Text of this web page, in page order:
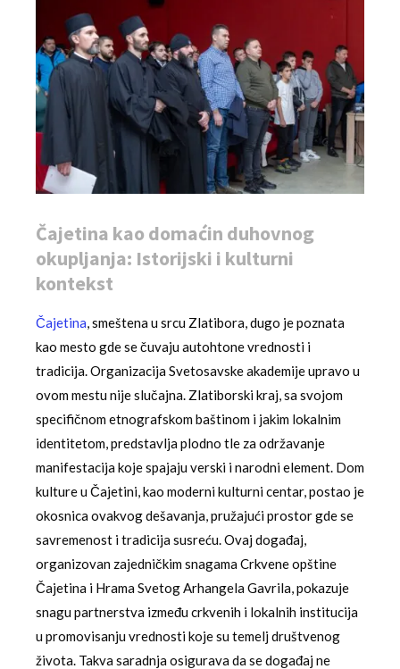
Čajetina kao domaćin duhovnog
okupljanja: Istorijski i kulturni
kontekst
Čajetina , smeštena u srcu Zlatibora, dugo je poznata
kao mesto gde se čuvaju autohtone vrednosti i
tradicija. Organizacija Svetosavske akademije upravo u
ovom mestu nije slučajna. Zlatiborski kraj, sa svojom
specifičnom etnografskom baštinom i jakim lokalnim
identitetom, predstavlja plodno tle za održavanje
manifestacija koje spajaju verski i narodni element. Dom
kulture u Čajetini, kao moderni kulturni centar, postao je
okosnica ovakvog dešavanja, pružajući prostor gde se
savremenost i tradicija susreću. Ovaj događaj,
organizovan zajedničkim snagama Crkvene opštine
Čajetina i Hrama Svetog Arhangela Gavrila, pokazuje
snagu partnerstva između crkvenih i lokalnih institucija
u promovisanju vrednosti koje su temelj društvenog
života. Takva saradnja osigurava da se događaj ne